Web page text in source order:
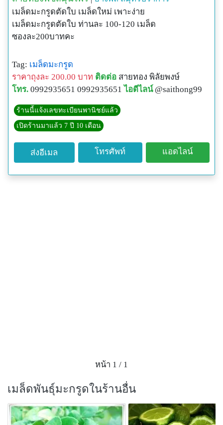
เมล็ดมะกรูดตัดใบ เมล็ดใหม่ เพาะง่าย
เมล็ดมะกรูดตัดใบ ท่านละ 100-120 เมล็ด
ซองละ200บาทคะ
Tag: เมล็ดมะกรูด
ราคาถุงละ 200.00 บาท ติดต่อ สายทอง พิลัยพงษ์
โทร. 0992935651 0992935651 ไอดีไลน์ @saithong99
ร้านนี้แจ้งเลขทะเบียนพานิชย์แล้ว
เปิดร้านมาแล้ว 7 ปี 10 เดือน
ส่งอีเมล โทรศัพท์ แอดไลน์
หน้า 1 / 1
เมล็ดพันธุ์มะกรูดในร้านอื่น